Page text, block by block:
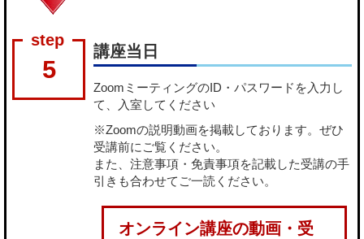
5
講座当日
ZoomミーティングのID・パスワードを入力し
て、入室してください
※Zoomの説明動画を掲載しております。ぜひ
受講前にご覧ください。
また、注意事項・免責事項を記載した受講の手
引きも合わせてご一読ください。
オンライン講座の動画・受